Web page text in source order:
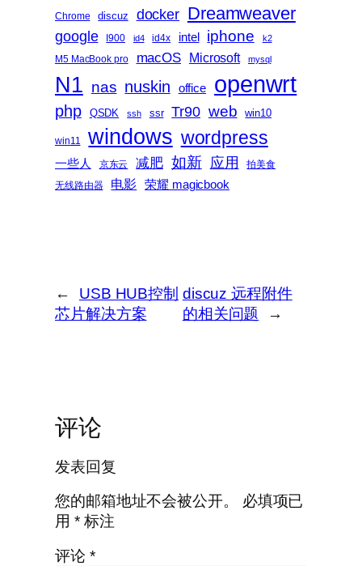
Chrome discuz docker Dreamweaver
google I900 id4 id4x intel iphone k2
M5 MacBook pro macOS Microsoft mysql
N1 nas nuskin office openwrt
php QSDK ssh ssr Tr90 web win10
win11 windows wordpress
一些人 京东云 减肥 如新 应用
拍美食
无线路由器
电影 荣耀 magicbook
←
USB HUB控制
芯片解决方案
discuz 远程附件
的相关问题
→
评论
发表回复
您的邮箱地址不会被公开。
必填项已
用 *标注
评论 *